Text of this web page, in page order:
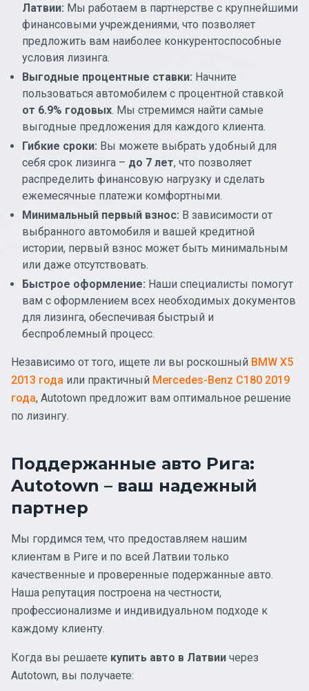
Латвии: Мы работаем в партнерстве с крупнейшими
финансовыми учреждениями, что позволяет
предложить вам наиболее конкурентоспособные
условия лизинга.
Выгодные процентные ставки: Начните
пользоваться автомобилем с процентной ставкой
от 6.9% годовых. Мы стремимся найти самые
выгодные предложения для каждого клиента.
Гибкие сроки: Вы можете выбрать удобный для
себя срок лизинга – до 7 лет, что позволяет
распределить финансовую нагрузку и сделать
ежемесячные платежи комфортными.
Минимальный первый взнос: В зависимости от
выбранного автомобиля и вашей кредитной
истории, первый взнос может быть минимальным
или даже отсутствовать.
Быстрое оформление: Наши специалисты помогут
вам с оформлением всех необходимых документов
для лизинга, обеспечивая быстрый и
беспроблемный процесс.
Независимо от того, ищете ли вы роскошный BMW X5
2013 года или практичный Mercedes-Benz C180 2019
года, Autotown предложит вам оптимальное решение
по лизингу.
Поддержанные авто Рига:
Autotown – ваш надежный
партнер
Мы гордимся тем, что предоставляем нашим
клиентам в Риге и по всей Латвии только
качественные и проверенные подержанные авто.
Наша репутация построена на честности,
профессионализме и индивидуальном подходе к
каждому клиенту.
Когда вы решаете купить авто в Латвии через
Autotown, вы получаете: